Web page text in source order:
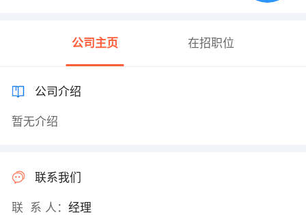
公司主页 在招职位
公司介绍
暂无介绍
联系我们
联 系 人： 经理